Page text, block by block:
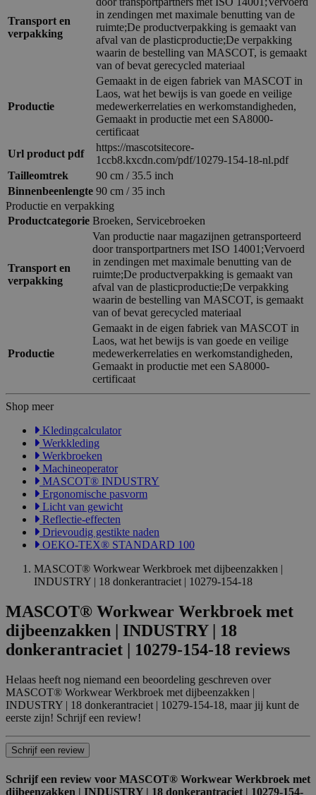
Transport en
verpakking
in zendingen met maximale benutting van de
ruimte;De productverpakking is gemaakt van
afval van de plasticproductie;De verpakking
waarin de bestelling van MASCOT, is gemaakt
van of bevat gerecycled materiaal
Productie
Gemaakt in de eigen fabriek van MASCOT in
Laos, wat het bewijs is van goede en veilige
medewerkerrelaties en werkomstandigheden,
Gemaakt in productie met een SA8000-
certificaat
Url product pdf
https://mascotsitecore-
1ccb8.kxcdn.com/pdf/10279-154-18-nl.pdf
Tailleomtrek
90 cm / 35.5 inch
Binnenbeenlengte 90 cm / 35 inch
Productie en verpakking
Productcategorie Broeken, Servicebroeken
Transport en
verpakking
Van productie naar magazijnen getransporteerd
door transportpartners met ISO 14001;Vervoerd
in zendingen met maximale benutting van de
ruimte;De productverpakking is gemaakt van
afval van de plasticproductie;De verpakking
waarin de bestelling van MASCOT, is gemaakt
van of bevat gerecycled materiaal
Productie
Gemaakt in de eigen fabriek van MASCOT in
Laos, wat het bewijs is van goede en veilige
medewerkerrelaties en werkomstandigheden,
Gemaakt in productie met een SA8000-
certificaat
Shop meer
Kledingcalculator
Werkkleding
Werkbroeken
Machineoperator
MASCOT® INDUSTRY
Ergonomische pasvorm
Licht van gewicht
Reflectie-effecten
Drievoudig gestikte naden
OEKO-TEX® STANDARD 100
MASCOT® Workwear Werkbroek met dijbeenzakken |
INDUSTRY | 18 donkerantraciet | 10279-154-18
MASCOT® Workwear Werkbroek met
dijbeenzakken | INDUSTRY | 18
donkerantraciet | 10279-154-18 reviews
Helaas heeft nog niemand een beoordeling geschreven over
MASCOT® Workwear Werkbroek met dijbeenzakken |
INDUSTRY | 18 donkerantraciet | 10279-154-18, maar jij kunt de
eerste zijn! Schrijf een review!
Schrijf een review
Schrijf een review voor MASCOT® Workwear Werkbroek met
dijbeenzakken | INDUSTRY | 18 donkerantraciet | 10279-154-